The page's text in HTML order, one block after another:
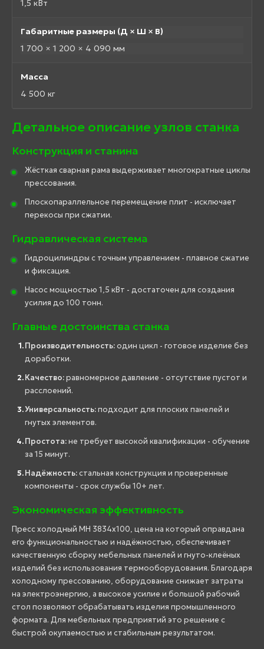
1,5 кВт
Габаритные размеры (Д × Ш × В)
1 700 × 1 200 × 4 090 мм
Масса
4 500 кг
Детальное описание узлов станка
Конструкция и станина
Жёсткая сварная рама выдерживает многократные циклы
прессования.
Плоскопараллельное перемещение плит - исключает
перекосы при сжатии.
Гидравлическая система
Гидроцилиндры с точным управлением - плавное сжатие
и фиксация.
Насос мощностью 1,5 кВт - достаточен для создания
усилия до 100 тонн.
Главные достоинства станка
Производительность:один цикл - готовое изделие без
доработки.
Качество:равномерное давление - отсутствие пустот и
расслоений.
Универсальность:подходит для плоских панелей и
гнутых элементов.
Простота:не требует высокой квалификации - обучение
за 15 минут.
Надёжность:стальная конструкция и проверенные
компоненты - срок службы 10+ лет.
Экономическая эффективность
Пресс холодный MH 3834х100, цена на который оправдана
его функциональностью и надёжностью, обеспечивает
качественную сборку мебельных панелей и гнуто-клеёных
изделий без использования термооборудования. Благодаря
холодному прессованию, оборудование снижает затраты
на электроэнергию, а высокое усилие и большой рабочий
стол позволяют обрабатывать изделия промышленного
формата. Для мебельных предприятий это решение с
быстрой окупаемостью и стабильным результатом.